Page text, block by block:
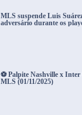
MLS suspende Luis
adversário durante os
⚽ Palpite Nashville x
MLS (01/11/2025)